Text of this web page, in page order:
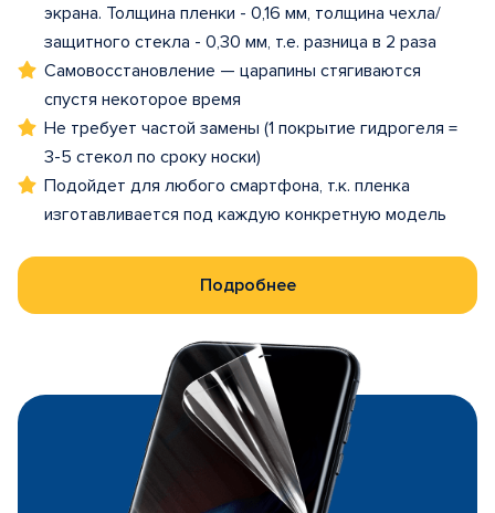
экрана. Толщина пленки - 0,16 мм, толщина чехла/
защитного стекла - 0,30 мм, т.е. разница в 2 раза
Самовосстановление — царапины стягиваются
спустя некоторое время
Не требует частой замены (1 покрытие гидрогеля =
3-5 стекол по сроку носки)
Подойдет для любого смартфона, т.к. пленка
изготавливается под каждую конкретную модель
Подробнее